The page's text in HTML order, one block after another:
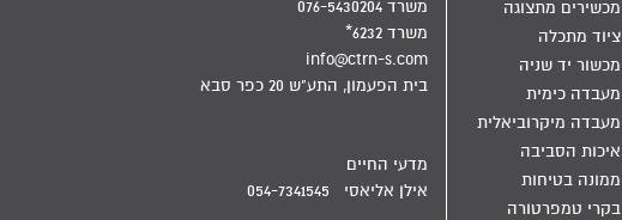
מכשירים מתצוגה
ציוד מתכלה
מכשור יד שניה
מעבדה כימית
מעבדה מיקרוביאלית
איכות הסביבה
ממונה בטיחות
בקרי טמפרטורה
משרד 076-5430204
משרד 6232*
info@ctrn-s.com
בית הפעמון, התע"ש 20 כפר סבא
מדעי החיים
אילן אליאסי 054-7341545